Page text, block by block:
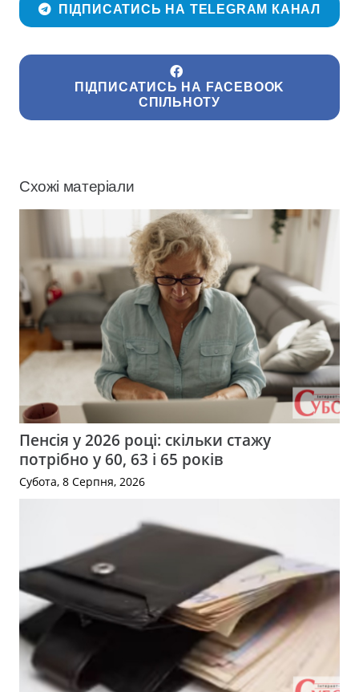
ПІДПИСАТИСЬ НА TELEGRAM КАНАЛ
ПІДПИСАТИСЬ НА FACEBOOK
СПІЛЬНОТУ
Схожі матеріали
Пенсія у 2026 році: скільки стажу
потрібно у 60, 63 і 65 років
Субота, 8 Серпня, 2026